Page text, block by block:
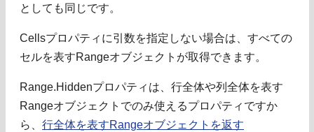
としても同じです。
Cellsプロパティに引数を指定しない場合は、すべての
セルを表すRangeオブジェクトが取得できます。
Range.Hiddenプロパティは、行全体や列全体を表す
Rangeオブジェクトでのみ使えるプロパティですか
ら、 行全体を表すRangeオブジェクトを返す